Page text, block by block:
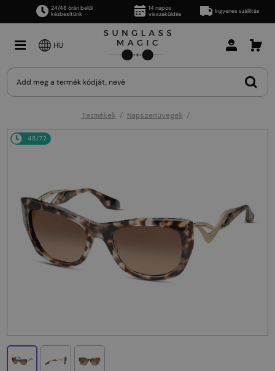
24/48 órán belül
kézbesítünk
14 napos
visszaküldés
Ingyenes szállítás
HU
Termékek Napszemüvegek
48/72